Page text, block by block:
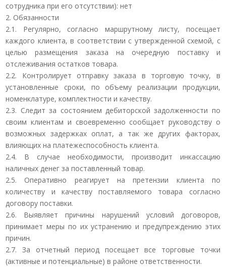
сотрудника при его отсутствии): нет
2. Обязанности
2.1. Регулярно, согласно маршрутному листу, посещает
каждого клиента, в соответствии с утвержденной схемой, с
целью размещения заказа на очередную поставку и
отслеживания остатков товара.
2.2. Контролирует отправку заказа в торговую точку, в
установленные сроки, по объему реализации продукции,
номенклатуре, комплектности и качеству.
2.3. Следит за состоянием дебиторской задолженности по
своим клиентам и своевременно сообщает руководству о
возможных задержках оплат, а так же других факторах,
влияющих на платежеспособность клиента.
2.4. В случае необходимости, производит инкассацию
наличных денег за поставленный товар.
2.5. Оперативно реагирует на претензии клиента по
количеству и качеству поставляемого товара согласно
договору поставки.
2.6. Выявляет причины нарушений условий договоров,
принимает меры по их устранению и предупреждению этих
причин.
2.7. За отчетный период посещает все торговые точки
(активные и потенциальные) в районе ответственности.